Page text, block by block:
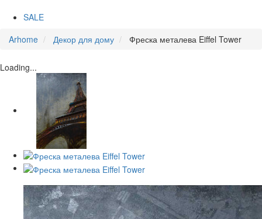
SALE
Arhome
Декор для дому Фреска металева Eiffel Tower
Loading...